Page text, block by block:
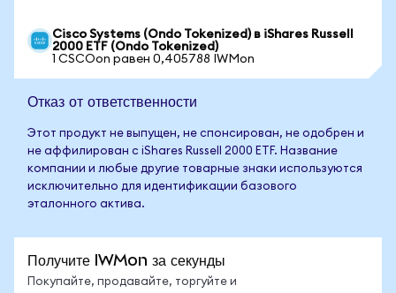
Cisco Systems (Ondo Tokenized) в iShares Russell
2000 ETF (Ondo Tokenized)
1 CSCOon равен 0,405788 IWMon
Отказ от ответственности
Этот продукт не выпущен, не спонсирован, не одобрен и
не аффилирован с iShares Russell 2000 ETF. Название
компании и любые другие товарные знаки используются
исключительно для идентификации базового
эталонного актива.
Получите IWMon за секунды
Покупайте, продавайте, торгуйте и